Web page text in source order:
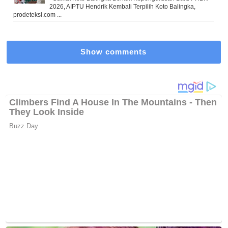
2026, AIPTU Hendrik Kembali Terpilih Koto Balingka,
prodeteksi.com ...
Show comments